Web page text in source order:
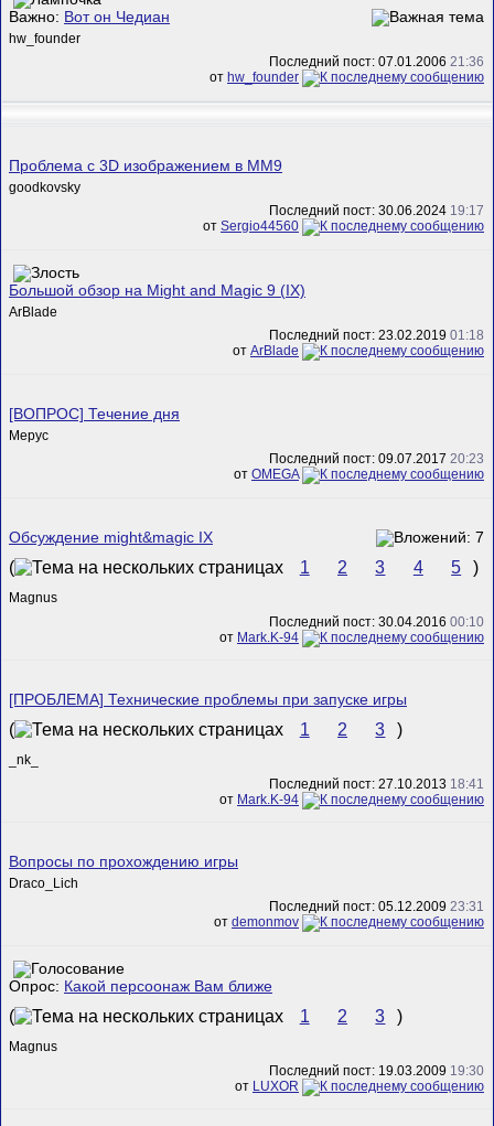
Важно: Вот он Чедиан
hw_founder
Последний пост: 07.01.2006 21:36
от hw_founder
Проблема с 3D изображением в MM9
goodkovsky
Последний пост: 30.06.2024 19:17
от Sergio44560
Большой обзор на Might and Magic 9 (IX)
ArBlade
Последний пост: 23.02.2019 01:18
от ArBlade
[ВОПРОС] Течение дня
Mepyc
Последний пост: 09.07.2017 20:23
от ОMEGA
Обсуждение might&magic IX
( 1 2 3 4 5 )
Magnus
Последний пост: 30.04.2016 00:10
от Mark.K-94
[ПРОБЛЕМА] Технические проблемы при запуске игры
( 1 2 3 )
_nk_
Последний пост: 27.10.2013 18:41
от Mark.K-94
Вопросы по прохождению игры
Draco_Lich
Последний пост: 05.12.2009 23:31
от demonmov
Опрос: Какой персоонаж Вам ближе
( 1 2 3 )
Magnus
Последний пост: 19.03.2009 19:30
от LUXOR